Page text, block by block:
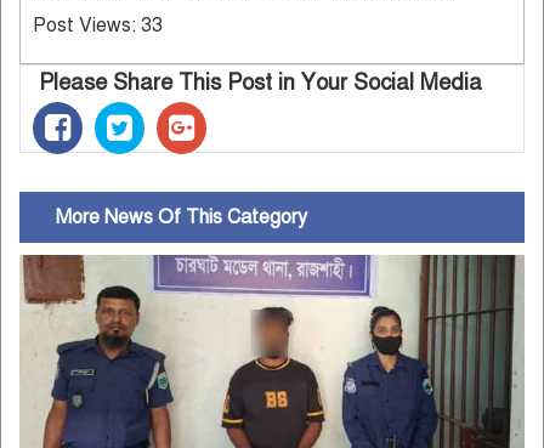
Post Views: 33
Please Share This Post in Your Social Media
More News Of This Category